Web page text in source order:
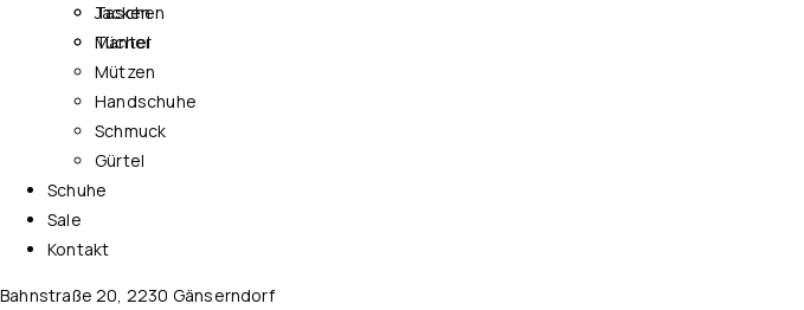
Jacken
Mantel
Taschen
Tücher
Mützen
Handschuhe
Schmuck
Gürtel
Schuhe
Sale
Kontakt
Bahnstraße 20, 2230 Gänserndorf